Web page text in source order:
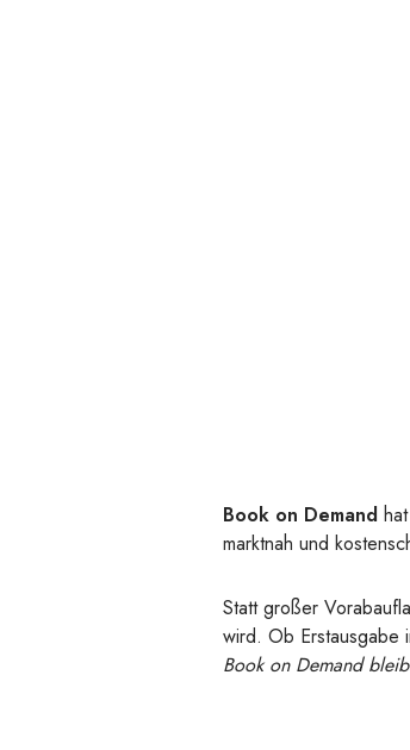
Book on Demand
marktnah und
Statt großer
wird. Ob Erstausgabe
Book on Demand